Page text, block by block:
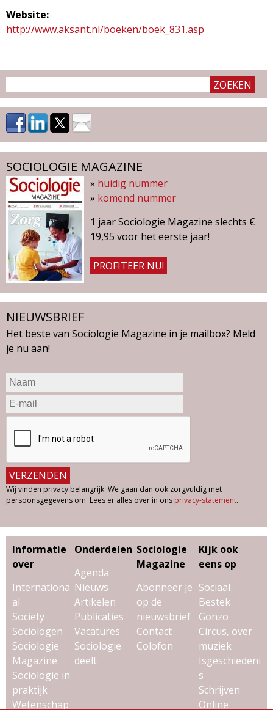
Website:
http://www.aksant.nl/boeken/boek_831.asp
SOCIOLOGIE MAGAZINE
» huidig nummer
» komend nummer
1 jaar Sociologie Magazine slechts €
19,95 voor het eerste jaar!
PROFITEER NU!
NIEUWSBRIEF
Het beste van Sociologie Magazine in je mailbox? Meld
je nu aan!
Wij vinden privacy belangrijk. We gaan dan ook zorgvuldig met
persoonsgegevens om. Lees er alles over in ons privacy-statement.
Informatie
over
Internationa
al
Society
Sociologen
Sociologie
Magazine
Sociologie in
praktijk
Wetenschap
Onderdelen
Agenda
Nieuws
Artikelen
Publicaties
Vacatures
Sociologie
deelt
Sociologie
Magazine
Abonneer je
op de
nieuwsbrief
Contact
Colofon
Kijk ook
eens op
Sociaal
Bestek
Gonzo
Circus, over
muziek
Isgeschiedeni
s
Schrijven
Online